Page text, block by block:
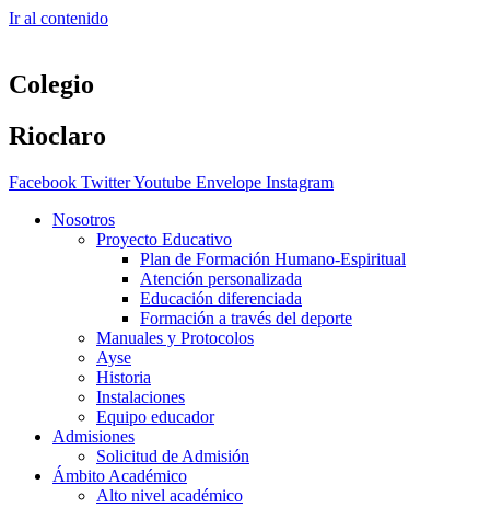
Ir al contenido
Colegio
Rioclaro
Facebook TwitterYoutube Envelope Instagram
Nosotros
Proyecto Educativo
Plan de Formación Humano-Espiritual
Atención personalizada
Educación diferenciada
Formación a través del deporte
Manuales y Protocolos
Ayse
Historia
Instalaciones
Equipo educador
Admisiones
Solicitud de Admisión
Ámbito Académico
Alto nivel académico